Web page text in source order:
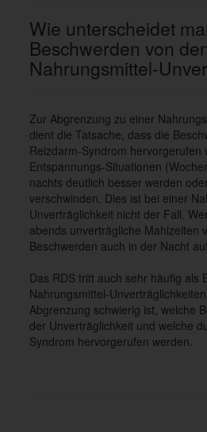
Wie unterscheidet
Beschwerden von
Nahrungsmittel-
Zur Abgrenzung zu einer
dient die Tatsache, dass die
Reizdarm-Syndrom hervorgerufen
Entspannungs-Situationen
nachts deutlich besser werden
verschwinden. Dies ist bei einer
Unverträglichkeit nicht der Fall.
abends unverträgliche Mahlzeiten
Beschwerden auch in der Nacht
Das RDS tritt auch sehr häufig als
Nahrungsmittel-
Abgrenzung schwierig ist, welche
der Unverträglichkeit und welche
Syndrom hervorgerufen werden.